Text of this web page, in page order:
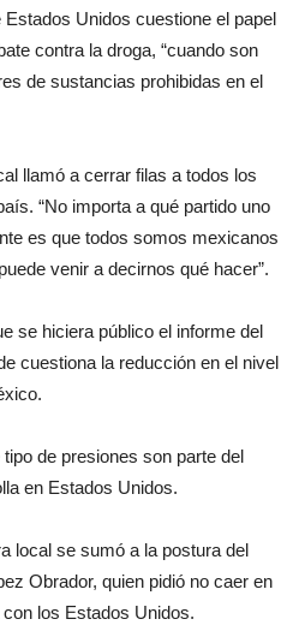
Unidos cuestione el papel
contra la droga, “cuando son
de sustancias prohibidas en el
llamó a cerrar filas a todos los
“No importa a qué partido uno
es que todos somos mexicanos
venir a decirnos qué hacer”.
se hiciera público el informe del
cuestiona la reducción en el nivel
de presiones son parte del
en Estados Unidos.
local se sumó a la postura del
Obrador, quien pidió no caer en
los Estados Unidos.